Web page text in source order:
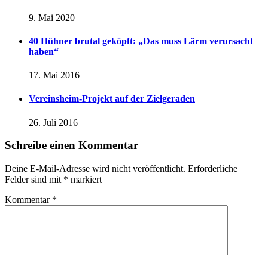
9. Mai 2020
40 Hühner brutal geköpft: „Das muss Lärm verursacht
haben“
17. Mai 2016
Vereinsheim-Projekt auf der Zielgeraden
26. Juli 2016
Schreibe einen Kommentar
Deine E-Mail-Adresse wird nicht veröffentlicht. Erforderliche
Felder sind mit * markiert
Kommentar *